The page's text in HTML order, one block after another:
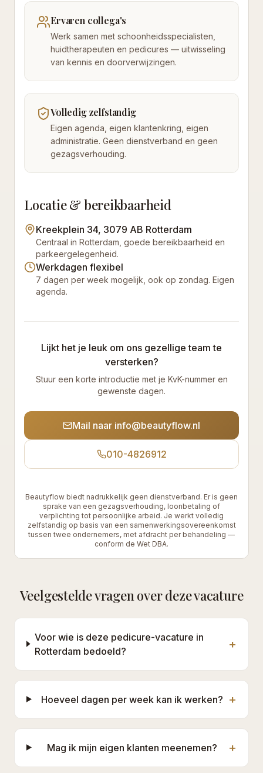
Ervaren collega's
Werk samen met schoonheidsspecialisten,
huidtherapeuten en pedicures — uitwisseling
van kennis en doorverwijzingen.
Volledig zelfstandig
Eigen agenda, eigen klantenkring, eigen
administratie. Geen dienstverband en geen
gezagsverhouding.
Locatie & bereikbaarheid
Kreekplein 34, 3079 AB Rotterdam
Centraal in Rotterdam, goede bereikbaarheid en
parkeergelegenheid.
Werkdagen flexibel
7 dagen per week mogelijk, ook op zondag. Eigen
agenda.
Lijkt het je leuk om ons gezellige team te
versterken?
Stuur een korte introductie met je KvK-nummer en
gewenste dagen.
Mail naar info@beautyflow.nl
010-4826912
Beautyflow biedt nadrukkelijk geen dienstverband. Er is geen
sprake van een gezagsverhouding, loonbetaling of
verplichting tot persoonlijke arbeid. Je werkt volledig
zelfstandig op basis van een samenwerkingsovereenkomst
tussen twee ondernemers, met afdracht per behandeling —
conform de Wet DBA.
Veelgestelde vragen over deze vacature
Voor wie is deze pedicure-vacature in
Rotterdam bedoeld?
+
Hoeveel dagen per week kan ik werken? +
Mag ik mijn eigen klanten meenemen? +